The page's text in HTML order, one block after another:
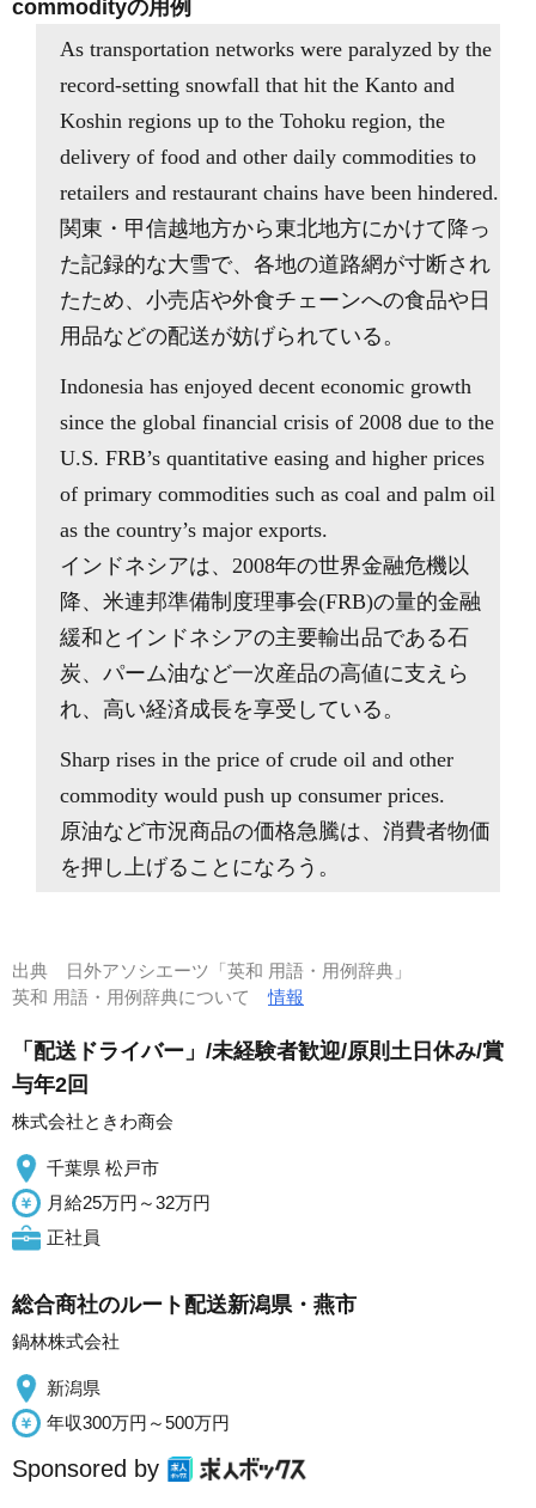
commodityの用例
As transportation networks were paralyzed by the
record-setting snowfall that hit the Kanto and
Koshin regions up to the Tohoku region, the
delivery of food and other daily commodities to
retailers and restaurant chains have been hindered.
関東・甲信越地方から東北地方にかけて降っ
た記録的な大雪で、各地の道路網が寸断され
たため、小売店や外食チェーンへの食品や日
用品などの配送が妨げられている。
Indonesia has enjoyed decent economic growth
since the global financial crisis of 2008 due to the
U.S. FRB’s quantitative easing and higher prices
of primary commodities such as coal and palm oil
as the country’s major exports.
インドネシアは、2008年の世界金融危機以
降、米連邦準備制度理事会(FRB)の量的金融
緩和とインドネシアの主要輸出品である石
炭、パーム油など一次産品の高値に支えら
れ、高い経済成長を享受している。
Sharp rises in the price of crude oil and other
commodity would push up consumer prices.
原油など市況商品の価格急騰は、消費者物価
を押し上げることになろう。
出典
日外アソシエーツ「英和 用語・用例辞典」
英和 用語・用例辞典について情報
「配送ドライバー」/未経験者歓迎/原則土日休み/賞
与年2回
株式会社ときわ商会
千葉県 松戸市
月給25万円～32万円
正社員
総合商社のルート配送新潟県・燕市
鍋林株式会社
新潟県
年収300万円～500万円
Sponsored by